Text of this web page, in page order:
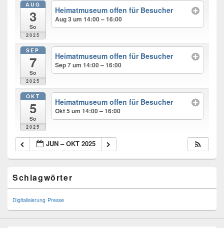
AUG
3
So
2025
Heimatmuseum offen für Besucher
Aug 3 um 14:00 – 16:00
SEP
7
So
2025
Heimatmuseum offen für Besucher
Sep 7 um 14:00 – 16:00
OKT
5
So
2025
Heimatmuseum offen für Besucher
Okt 5 um 14:00 – 16:00
JUN – OKT 2025
Sidebar
Widget
Area
Schlagwörter
Digitalisierung Presse